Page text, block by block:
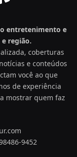
entretenimento e
e região.
coberturas
e conteúdos
você ao que
de experiência
mostrar quem faz
9452